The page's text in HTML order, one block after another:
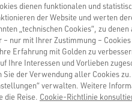
dienen funktionalen und
der Website und werten
„technischen Cookies“, zu
– nur mit Ihrer Zustimmung –
Erfahrung mit Golden zu
Ihre Interessen und Vorlieben
Sie der Verwendung aller Cookies
verwalten. Weitere
die Reise. Cookie-Richtlinie